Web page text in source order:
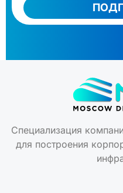
Специализация
для построения